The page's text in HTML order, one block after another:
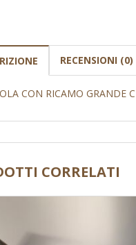
RECENSIONI (0)
CON RICAMO GRANDE
CORRELATI